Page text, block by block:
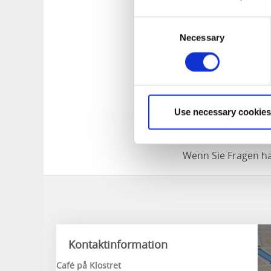
Necessary
Use necessary
schwedische
Mitnehmen.
Anreise mit
Mit dem
Blomberg
Wenn Sie Fragen
Kontaktinformation
Café på Klostret